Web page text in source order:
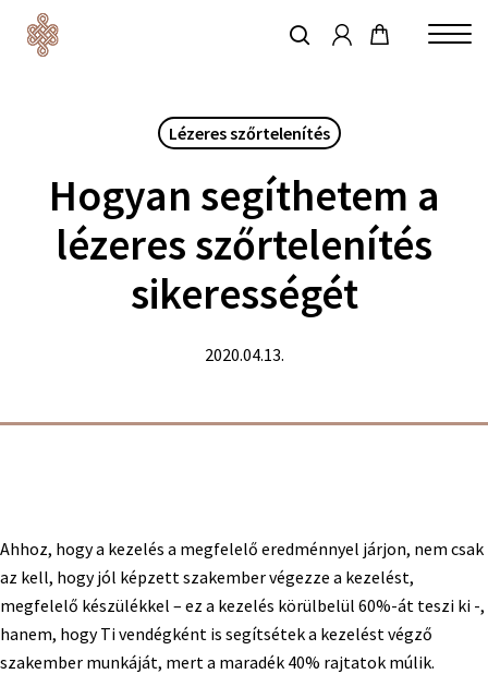
keresés
Lézeres szőrtelenítés
Hogyan segíthetem a
lézeres szőrtelenítés
sikerességét
2020.04.13.
Ahhoz, hogy a kezelés a megfelelő eredménnyel járjon, nem csak
az kell, hogy jól képzett szakember végezze a kezelést,
megfelelő készülékkel – ez a kezelés körülbelül 60%-át teszi ki -,
hanem, hogy Ti vendégként is segítsétek a kezelést végző
szakember munkáját, mert a maradék 40% rajtatok múlik.